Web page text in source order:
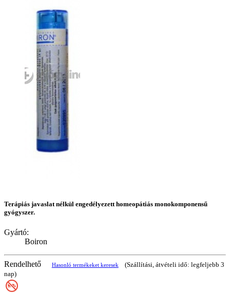
Terápiás javaslat nélkül engedélyezett homeopátiás monokomponensű
gyógyszer.
Gyártó:
Boiron
Rendelhető Hasonló termékeket keresek
(Szállítási, átvételi idő: legfeljebb 3
nap)